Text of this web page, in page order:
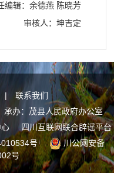
编辑：余德燕 陈晓芳
审核人：坤吉定
|
联系我们
办：茂县人民政府办公室
心
四川互联网联合辟谣平台
号
川公网安备
号